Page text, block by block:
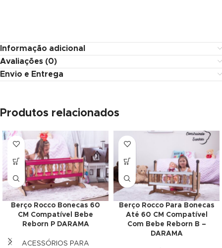
Informação adicional
Avaliações (0)
Envio e Entrega
Produtos relacionados
Berço Rocco Bonecas 60
CM Compatível Bebe
Reborn P DARAMA
ACESSÓRIOS PARA
Berço Rocco Para Bonecas
Até 60 CM Compatível
Com Bebe Reborn B –
DARAMA